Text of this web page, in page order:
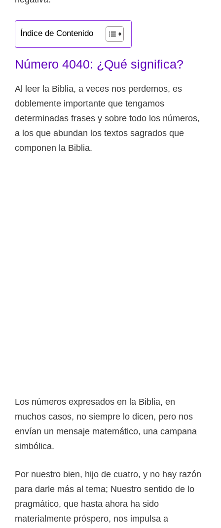
Índice de Contenido
Número 4040: ¿Qué significa?
Al leer la Biblia, a veces nos perdemos, es
doblemente importante que tengamos
determinadas frases y sobre todo los números,
a los que abundan los textos sagrados que
componen la Biblia.
Los números expresados ​​en la Biblia, en
muchos casos, no siempre lo dicen, pero nos
envían un mensaje matemático, una campana
simbólica.
Por nuestro bien, hijo de cuatro, y no hay razón
para darle más al tema; Nuestro sentido de lo
pragmático, que hasta ahora ha sido
materialmente próspero, nos impulsa a